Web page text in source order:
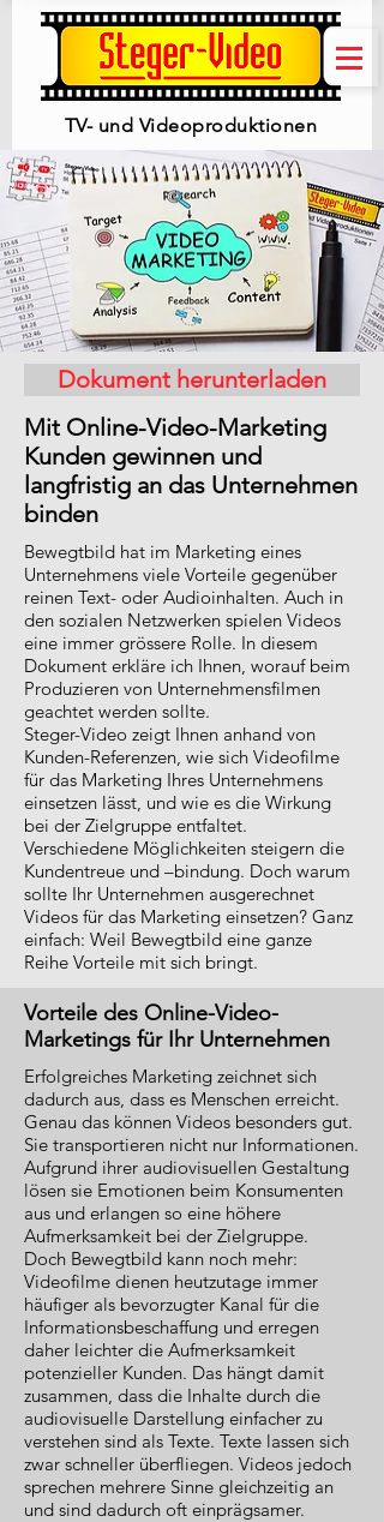
TV- und Videoproduktionen
Dokument herunterladen
Mit Online-Video-Marketing
Kunden gewinnen und
langfristig an das Unternehmen
binden
Bewegtbild hat im Marketing eines
Unternehmens viele Vorteile gegenüber
reinen Text- oder Audioinhalten. Auch in
den sozialen Netzwerken spielen Videos
eine immer grössere Rolle. In diesem
Dokument erkläre ich Ihnen, worauf beim
Produzieren von Unternehmensfilmen
geachtet werden sollte.
Steger-Video zeigt Ihnen anhand von
Kunden-Referenzen, wie sich Videofilme
für das Marketing Ihres Unternehmens
einsetzen lässt, und wie es die Wirkung
bei der Zielgruppe entfaltet.
Verschiedene Möglichkeiten steigern die
Kundentreue und –bindung. Doch warum
sollte Ihr Unternehmen ausgerechnet
Videos für das Marketing einsetzen? Ganz
einfach: Weil Bewegtbild eine ganze
Reihe Vorteile mit sich bringt.
Vorteile des Online-Video-
Marketings für Ihr Unternehmen
Erfolgreiches Marketing zeichnet sich
dadurch aus, dass es Menschen erreicht.
Genau das können Videos besonders gut.
Sie transportieren nicht nur Informationen.
Aufgrund ihrer audiovisuellen Gestaltung
lösen sie Emotionen beim Konsumenten
aus und erlangen so eine höhere
Aufmerksamkeit bei der Zielgruppe.
Doch Bewegtbild kann noch mehr:
Videofilme dienen heutzutage immer
häufiger als bevorzugter Kanal für die
Informationsbeschaffung und erregen
daher leichter die Aufmerksamkeit
potenzieller Kunden. Das hängt damit
zusammen, dass die Inhalte durch die
audiovisuelle Darstellung einfacher zu
verstehen sind als Texte. Texte lassen sich
zwar schneller überfliegen. Videos jedoch
sprechen mehrere Sinne gleichzeitig an
und sind dadurch oft einprägsamer.